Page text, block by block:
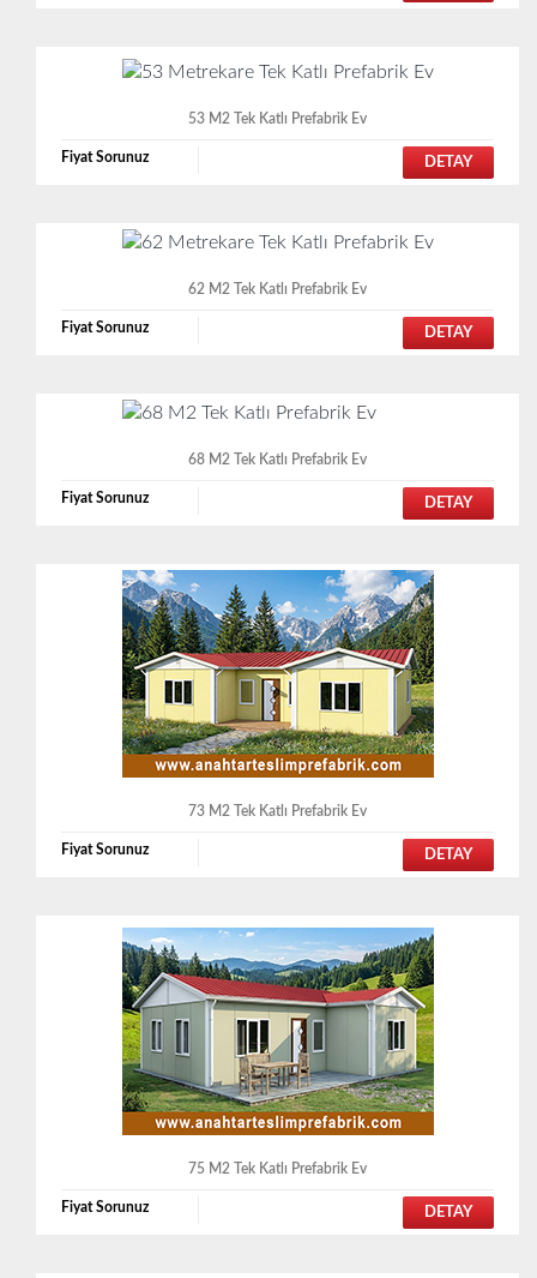
53 M2 Tek Katlı Prefabrik Ev
Fiyat Sorunuz DETAY
62 M2 Tek Katlı Prefabrik Ev
Fiyat Sorunuz DETAY
68 M2 Tek Katlı Prefabrik Ev
Fiyat Sorunuz DETAY
73 M2 Tek Katlı Prefabrik Ev
Fiyat Sorunuz DETAY
75 M2 Tek Katlı Prefabrik Ev
Fiyat Sorunuz DETAY